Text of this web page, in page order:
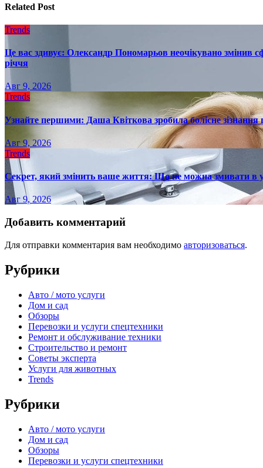
Related Post
Trends
Це вас здивує: Олександр Пономарьов неочікувано змінив
річчя
Авг 9, 2026
Trends
Узнайте першими: Даша Квіткова зробила болісне
Авг 9, 2026
Trends
Секрет, який змінить ваше життя: Що не можна змивати в
Авг 9, 2026
Добавить комментарий
Для отправки комментария вам необходимо авторизоваться.
Рубрики
Авто / мото услуги
Дом и сад
Обзоры
Перевозки и услуги спецтехники
Ремонт и обслуживание техники
Строительство и ремонт
Советы эксперта
Услуги для животных
Trends
Рубрики
Авто / мото услуги
Дом и сад
Обзоры
Перевозки и услуги спецтехники